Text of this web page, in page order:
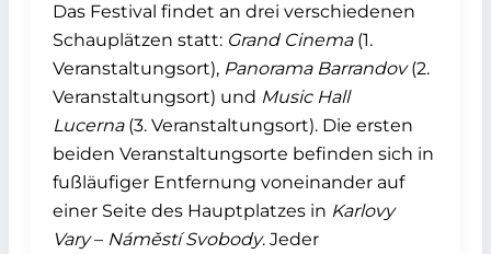
Das Festival findet an drei verschiedenen
Schauplätzen statt: Grand Cinema(1.
Veranstaltungsort), Panorama Barrandov(2.
Veranstaltungsort) und Music Hall
Lucerna(3. Veranstaltungsort). Die ersten
beiden Veranstaltungsorte befinden sich in
fußläufiger Entfernung voneinander auf
einer Seite des Hauptplatzes in Karlovy
Vary– Náměstí Svobody. Jeder